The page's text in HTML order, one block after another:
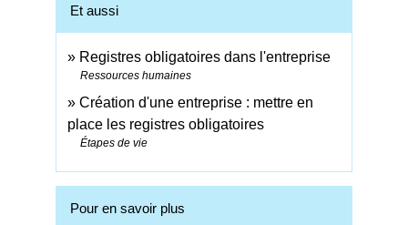
Et aussi
Registres obligatoires dans l'entreprise
Ressources humaines
Création d'une entreprise : mettre en
place les registres obligatoires
Étapes de vie
Pour en savoir plus